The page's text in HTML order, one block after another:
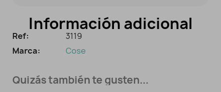
Información adicional
Ref:
3119
Marca:
Cose
Quizás también te gusten...